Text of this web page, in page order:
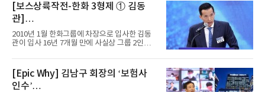
[보스상륙작전-한화 3형제 ① 김동
관]
입사 16년 만에 수석부회장 … 경영승
계 ‘초읽기’
2010년 1월 한화그룹에 차장으로 입사한 김동
관이 입사 16년 7개월 만에 사실상 그룹 2인자
[Epic Why] 김남구 회장의 ‘보험사
인수’